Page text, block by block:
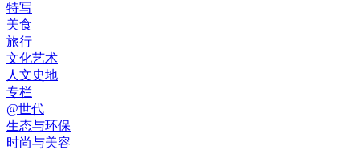
特写
美食
旅行
文化艺术
人文史地
专栏
@世代
生态与环保
时尚与美容